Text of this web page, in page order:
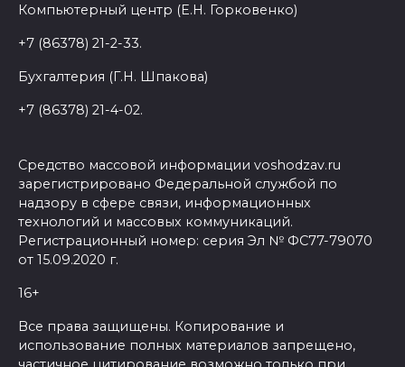
Компьютерный центр (Е.Н. Горковенко)
+7 (86378) 21-2-33.
Бухгалтерия (Г.Н. Шпакова)
+7 (86378) 21-4-02.
Средство массовой информации voshodzav.ru
зарегистрировано Федеральной службой по
надзору в сфере связи, информационных
технологий и массовых коммуникаций.
Регистрационный номер: серия Эл № ФС77-79070
от 15.09.2020 г.
16+
Все права защищены. Копирование и
использование полных материалов запрещено,